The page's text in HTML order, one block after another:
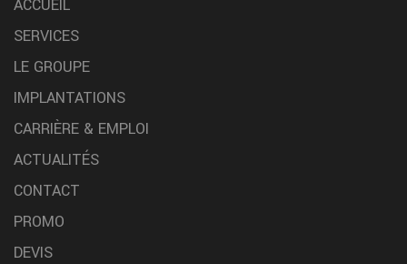
ACCUEIL
SERVICES
LE GROUPE
IMPLANTATIONS
CARRIÈRE & EMPLOI
ACTUALITÉS
CONTACT
PROMO
DEVIS